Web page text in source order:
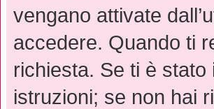
vengano attivate
accedere. Quando ti
richiesta. Se ti è
istruzioni; se non hai